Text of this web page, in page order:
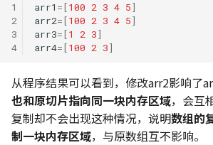
1
2
3
4
arr1 =[100 2 3 4 5]
arr2=[100 2 3 4 5]
arr3=[1 2 3]
arr4=[100 2 3]
从程序结果可以看到，修改arr2影响了
也和原切片指向同一块内存区域，会互
复制却不会出现这种情况，说明数组的
制一块内存区域，与原数组互不影响。